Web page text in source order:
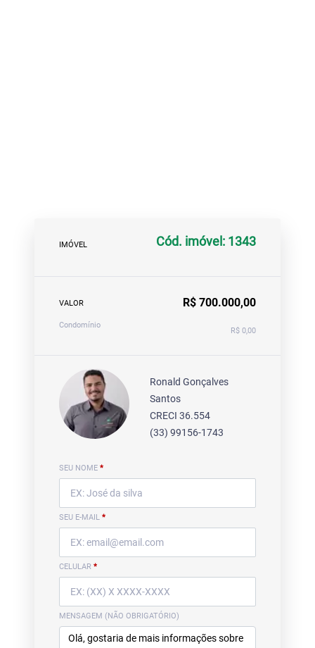
IMÓVEL Cód. imóvel: 1343
VALOR R$ 700.000,00
Condomínio
R$ 0,00
Ronald Gonçalves
Santos
CRECI 36.554
(33) 99156-1743
SEU NOME *
SEU E-MAIL *
CELULAR *
MENSAGEM (NÃO OBRIGATÓRIO)